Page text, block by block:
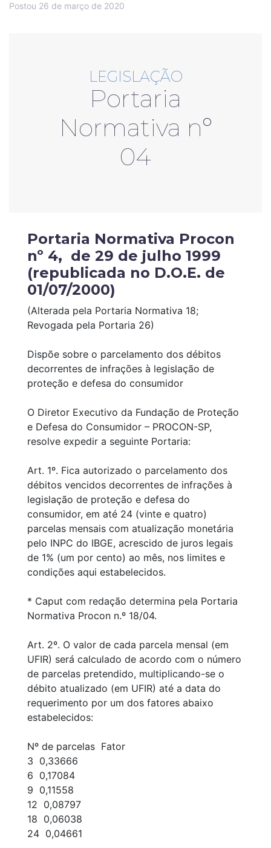
Postou 26 de março de 2020
LEGISLAÇÃO
Portaria
Normativa nº
04
Portaria Normativa Procon
nº 4, de 29 de julho 1999
(republicada no D.O.E. de
01/07/2000)
(Alterada pela Portaria Normativa 18;
Revogada pela Portaria 26)
Dispõe sobre o parcelamento dos débitos
decorrentes de infrações à legislação de
proteção e defesa do consumidor
O Diretor Executivo da Fundação de Proteção
e Defesa do Consumidor – PROCON-SP,
resolve expedir a seguinte Portaria:
Art. 1º. Fica autorizado o parcelamento dos
débitos vencidos decorrentes de infrações à
legislação de proteção e defesa do
consumidor, em até 24 (vinte e quatro)
parcelas mensais com atualização monetária
pelo INPC do IBGE, acrescido de juros legais
de 1% (um por cento) ao mês, nos limites e
condições aqui estabelecidos.
* Caput com redação determina pela Portaria
Normativa Procon n.º 18/04.
Art. 2º. O valor de cada parcela mensal (em
UFIR) será calculado de acordo com o número
de parcelas pretendido, multiplicando-se o
débito atualizado (em UFIR) até a data do
requerimento por um dos fatores abaixo
estabelecidos:
Nº de parcelas Fator
3 0,33666
6 0,17084
9 0,11558
12 0,08797
18 0,06038
24 0,04661